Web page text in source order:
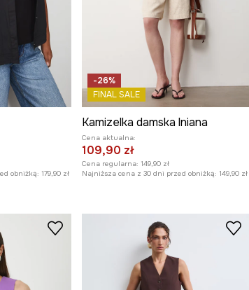
obniżką: 179,90 zł
-26%
FINAL SALE
Kamizelka damska lniana
Cena aktualna:
109,90 zł
Cena regularna: 149,90 zł
Najniższa cena z 30 dni przed obniżką: 149,90 zł